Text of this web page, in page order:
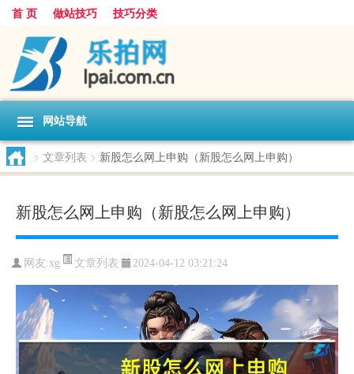
首 页 做站技巧 技巧分类
网站导航
> 文章列表 > 新股怎么网上申购（新股怎么网上申购）
新股怎么网上申购（新股怎么网上申购）
网友:xg 文章列表 2024-04-12 03:21:24